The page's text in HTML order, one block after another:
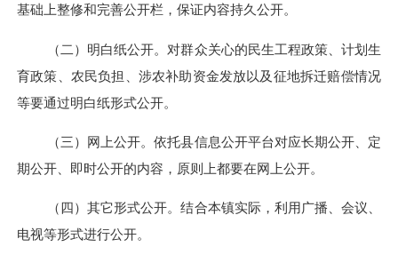
基础上整修和完善公开栏，保证内容持久公开。
（二）明白纸公开。对群众关心的民生工程政策、计划生
育政策、农民负担、涉农补助资金发放以及征地拆迁赔偿情况
等要通过明白纸形式公开。
（三）网上公开。依托县信息公开平台对应长期公开、定
期公开、即时公开的内容，原则上都要在网上公开。
（四）其它形式公开。结合本镇实际，利用广播、会议、
电视等形式进行公开。